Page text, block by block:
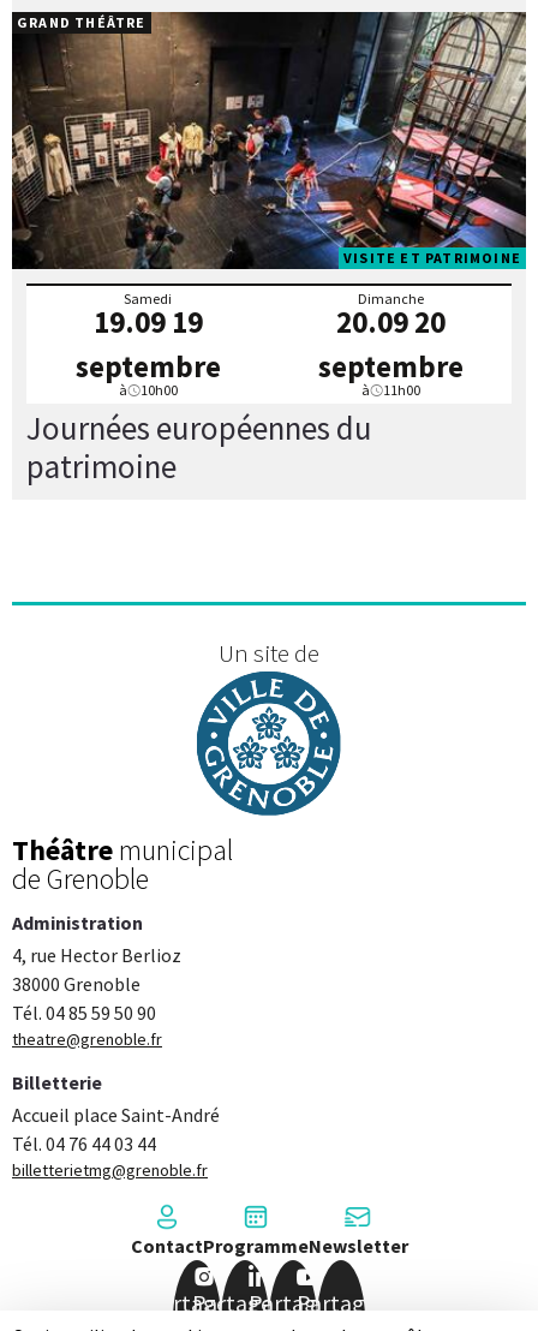
Journées européennes du
patrimoine
Samedi
19.09 19
septembre
à 10h00
Dimanche
20.09 20
septembre
à 11h00
GRAND THÉÂTRE
VISITE ET PATRIMOINE
Un site de
Théâtremunicipal
de Grenoble
Administration
4, rue Hector Berlioz
38000 Grenoble
Tél. 04 85 59 50 90
theatre@grenoble.fr
Billetterie
Accueil place Saint-André
Tél. 04 76 44 03 44
billetterietmg@grenoble.fr
ContactProgrammeNewsletter
Partager
PartagerPartager
Partager